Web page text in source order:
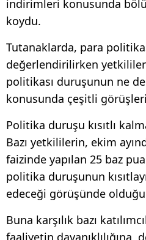
indirimleri konusunda
koydu.
Tutanaklarda, para
değerlendirilirken
politikası duruşunun ne
konusunda çeşitli
Politika duruşu kısıtlı
Bazı yetkililerin, ekim
faizinde yapılan 25 baz
politika duruşunun
edeceği görüşünde
Buna karşılık bazı
faaliyetin dayanıklılığına,